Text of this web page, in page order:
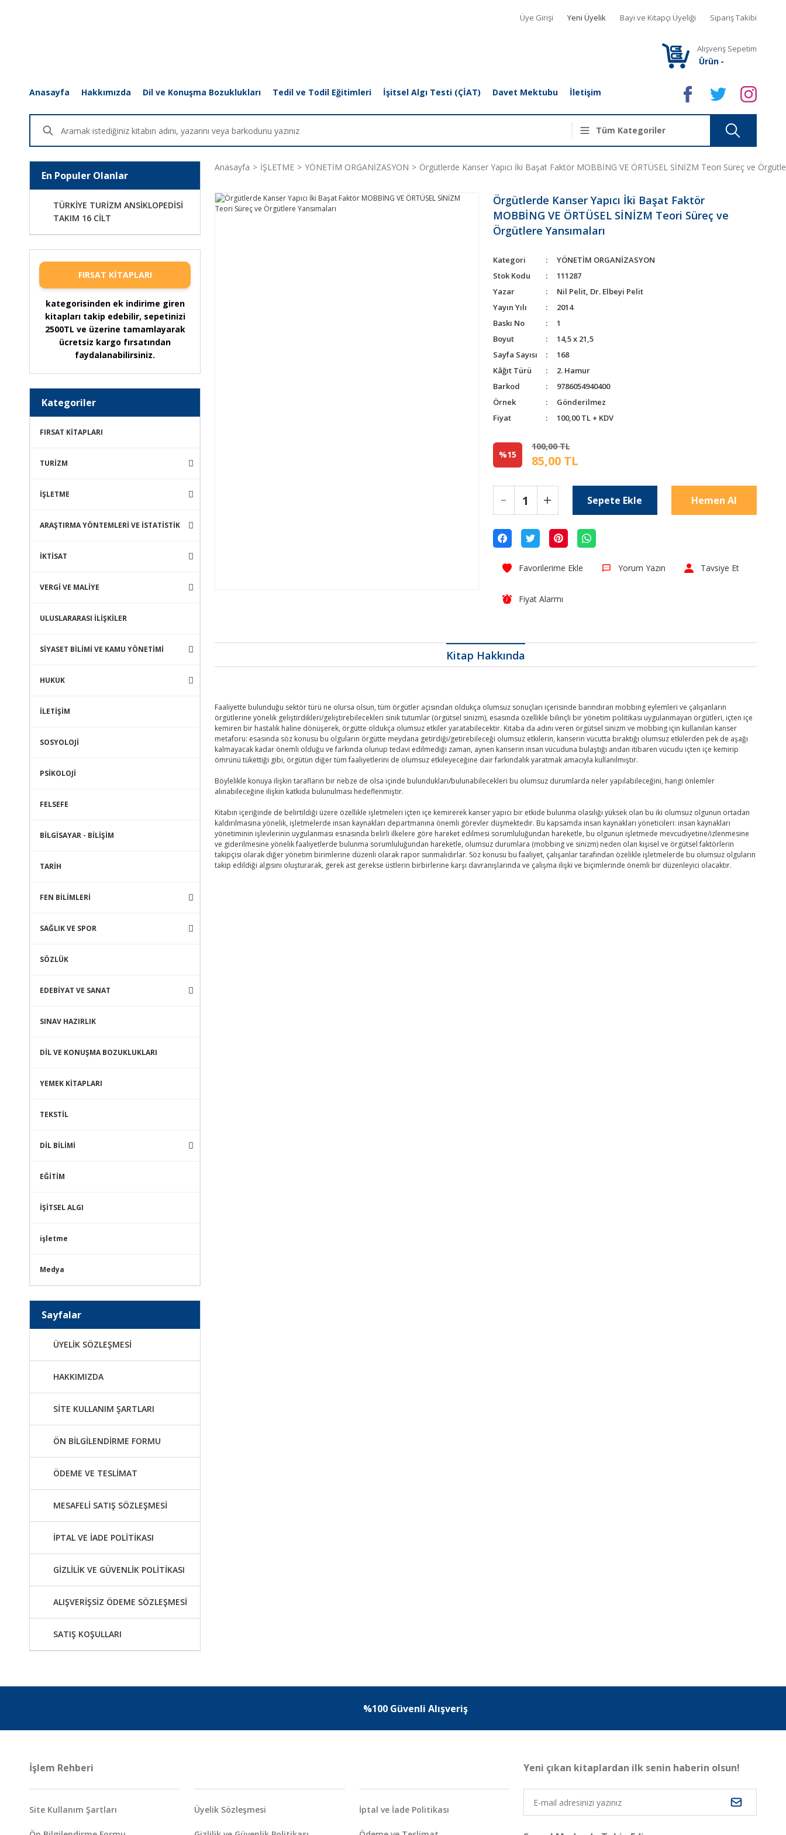
Üye Girişi Yeni Üyelik Bayi ve Kitapçı Üyeliği Sipariş Takibi
Alışveriş Sepetim
Ürün -
Anasayfa Hakkımızda Dil ve Konuşma Bozuklukları Tedil ve Todil Eğitimleri İşitsel Algı Testi (ÇİAT) Davet Mektubu İletişim
En Populer Olanlar
TÜRKİYE TURİZM ANSİKLOPEDİSİ
TAKIM 16 CİLT
FIRSAT KİTAPLARI
kategorisinden ek indirime giren
kitapları takip edebilir, sepetinizi
2500TL ve üzerine tamamlayarak
ücretsiz kargo fırsatından
faydalanabilirsiniz.
Kategoriler
FIRSAT KİTAPLARI
TURİZM
İŞLETME
ARAŞTIRMA YÖNTEMLERİ VE İSTATİSTİK
İKTİSAT
VERGİ VE MALİYE
ULUSLARARASI İLİŞKİLER
SİYASET BİLİMİ VE KAMU YÖNETİMİ
HUKUK
İLETİŞİM
SOSYOLOJİ
PSİKOLOJİ
FELSEFE
BİLGİSAYAR - BİLİŞİM
TARİH
FEN BİLİMLERİ
SAĞLIK VE SPOR
SÖZLÜK
EDEBİYAT VE SANAT
SINAV HAZIRLIK
DİL VE KONUŞMA BOZUKLUKLARI
YEMEK KİTAPLARI
TEKSTİL
DİL BİLİMİ
EĞİTİM
İŞİTSEL ALGI
işletme
Medya
Sayfalar
ÜYELİK SÖZLEŞMESİ
HAKKIMIZDA
SİTE KULLANIM ŞARTLARI
ÖN BİLGİLENDİRME FORMU
ÖDEME VE TESLİMAT
MESAFELİ SATIŞ SÖZLEŞMESİ
İPTAL VE İADE POLİTİKASI
GİZLİLİK VE GÜVENLİK POLİTİKASI
ALIŞVERİŞSİZ ÖDEME SÖZLEŞMESİ
SATIŞ KOŞULLARI
Anasayfa İŞLETME YÖNETİM ORGANİZASYON Örgütlerde Kanser Yapıcı İki Başat Faktör MOBBİNG VE ÖRTÜSEL SİNİZM Teori Süreç ve
Örgütlerde Kanser Yapıcı İki Başat Faktör
MOBBİNG VE ÖRTÜSEL SİNİZM Teori Süreç ve
Örgütlere Yansımaları
Kategori
YÖNETİM ORGANİZASYON
Stok Kodu
111287
Yazar
Nil Pelit, Dr. Elbeyi Pelit
Yayın Yılı
2014
Baskı No
1
Boyut
14,5 x 21,5
Sayfa Sayısı
168
Kâğıt Türü
2. Hamur
Barkod
9786054940400
Örnek
Gönderilmez
Fiyat
100,00 TL + KDV
%15
100,00 TL
85,00 TL
Sepete Ekle Hemen Al
Yorum Yazın Tavsiye Et
Fiyat Alarmı
Kitap Hakkında
Faaliyette bulunduğu sektör türü ne olursa olsun, tüm örgütler açısından oldukça olumsuz sonuçları içerisinde barındıran mobbing eylemleri ve çalışanların
örgütlerine yönelik geliştirdikleri/geliştirebilecekleri sinik tutumlar (örgütsel sinizm), esasında özellikle bilinçli bir yönetim politikası uygulanmayan örgütleri, içten içe
kemiren bir hastalık haline dönüşerek, örgütte oldukça olumsuz etkiler yaratabilecektir. Kitaba da adını veren örgütsel sinizm ve mobbing için kullanılan kanser
metaforu: esasında söz konusu bu olguların örgütte meydana getirdiği/getirebileceği olumsuz etkilerin, kanserin vücutta bıraktığı olumsuz etkilerden pek de aşağı
kalmayacak kadar önemli olduğu ve farkında olunup tedavi edilmediği zaman, aynen kanserin insan vücuduna bulaştığı andan itibaren vücudu içten içe kemirip
ömrünü tükettiği gibi, örgütün diğer tüm faaliyetlerini de olumsuz etkileyeceğine dair farkındalık yaratmak amacıyla kullanılmıştır.
Böylelikle konuya ilişkin tarafların bir nebze de olsa içinde bulundukları/bulunabilecekleri bu olumsuz durumlarda neler yapılabileceğini, hangi önlemler
alınabileceğine ilişkin katkıda bulunulması hedeflenmiştir.
Kitabın içeriğinde de belirtildiği üzere özellikle işletmeleri içten içe kemirerek kanser yapıcı bir etkide bulunma olasılığı yüksek olan bu iki olumsuz olgunun ortadan
kaldırılmasına yönelik, işletmelerde insan kaynakları departmanına önemli görevler düşmektedir. Bu kapsamda insan kaynakları yöneticileri: insan kaynakları
yönetiminin işlevlerinin uygulanması esnasında belirli ilkelere göre hareket edilmesi sorumluluğundan hareketle, bu olgunun işletmede mevcudiyetine/izlenmesine
ve giderilmesine yönelik faaliyetlerde bulunma sorumluluğundan hareketle, olumsuz durumlara (mobbing ve sinizm) neden olan kişisel ve örgütsel faktörlerin
takipçisi olarak diğer yönetim birimlerine düzenli olarak rapor sunmalıdırlar. Söz konusu bu faaliyet, çalışanlar tarafından özelikle işletmelerde bu olumsuz olguların
takip edildiği algısını oluşturarak, gerek ast gerekse üstlerin birbirlerine karşı davranışlarında ve çalışma ilişki ve biçimlerinde önemli bir düzenleyici olacaktır.
%100 Güvenli Alışveriş
İşlem Rehberi
Site Kullanım Şartları Üyelik Sözleşmesi İptal ve İade Politikası
Yeni çıkan kitaplardan ilk senin haberin olsun!